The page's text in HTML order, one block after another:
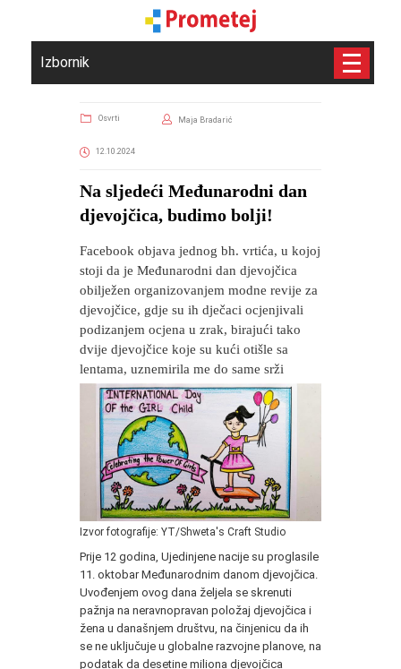
Izbornik
Osvrti Maja Bradarić
12.10.2024
​Na sljedeći Međunarodni dan
djevojčica, budimo bolji!
Facebook objava jednog bh. vrtića, u kojoj
stoji da je Međunarodni dan djevojčica
obilježen organizovanjem modne revije za
djevojčice, gdje su ih dječaci ocjenjivali
podizanjem ocjena u zrak, birajući tako
dvije djevojčice koje su kući otišle sa
lentama, uznemirila me do same srži
Izvor fotografije: YT/Shweta's Craft Studio
Prije 12 godina, Ujedinjene nacije su proglasile
11. oktobar Međunarodnim danom djevojčica.
Uvođenjem ovog dana željela se skrenuti
pažnja na neravnopravan položaj djevojčica i
žena u današnjem društvu, na činjenicu da ih
se ne uključuje u globalne razvojne planove, na
podatak da desetine miliona djevojčica